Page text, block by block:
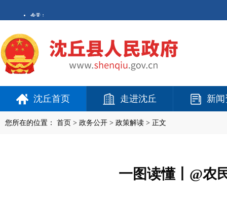
沈丘首页 走进沈丘 新
您所在的位置： 首页 > 政务公开 > 政策解读 > 正文
一图读懂丨@农